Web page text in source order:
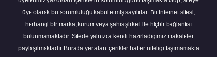
üye olarak bu sorumluluğu kabul etmiş sayılırlar. Bu internet sitesi,
herhangi bir marka, kurum veya şahıs şirketi ile hiçbir bağlantısı
bulunmamaktadır. Sitede yalnızca kendi hazırladığımız makaleler
paylaşılmaktadır. Burada yer alan içerikler haber niteliği taşımamakta